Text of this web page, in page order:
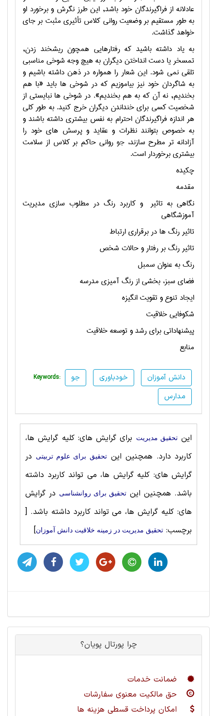
عادلانه از فراگيرندگان خود باشد, اين طرز نگرش و برخورد او
به طور مستقيم بر وضعيت رواني کلاس تأثيري مثبت بر جاي
خواهد گذاشت.
به ياد داشته باشيد که رفتارهايي همچون ريشخند زدن,
تمسخر يا دست انداختن ديگران به هيچ وجه شوخي مناسبي
تلقي نمي شود. اين شعار را همواره در ذهن داشته باشيم و
به شاگردان خود نيز بياموزيم که در شوخي ها بايد «با هم
بخنديم, نه آن که به هم بخنديم». در شوخي ها نبايستي از
شخصيت کسي براي خنداندن ديگران خرج کنيد. به طور کلي
هر اندازه فراگيرندگان احترام به نفس بيشتري داشته باشند و
به خصوص بتوانند نظرات و عقايد و پرسش هاي خود را
آزادانه تر مطرح سازند،جو رواني حاکم بر کلاس از سلامت
بيشتري برخوردار است.
چکیده
مقدمه
نگاهي به تاثير و کاربرد رنگ در مطلوب سازی مديريت
آموزشگاهي
تاثير رنگ ها در برقراري ارتباط
تاثير رنگ بر رفتار و حالات شخص
رنگ به عنوان سمبل
فضاي سبز، بخشي از رنگ آميزي مدرسه
ايجاد تنوع و تقويت انگيزه
شکوفايي خلاقيت
پيشنهاداتي براي رشد و توسعه خلاقيت
منابع
Keywords: جو خودباوری
دانش آموزان
مدارس
اینتحقیق مديريت
برای گرایش های: کلیه گرایش ها،
کاربرد دارد. همچنین اینتحقیق برای علوم تربيتی
در
گرایش های: کلیه گرایش ها، می تواند کاربرد داشته
باشد. همچنین این تحقیق برای روانشناسی در گرایش
های: کلیه گرایش ها، می تواند کاربرد داشته باشد. [
برچسب: تحقیق مديريت در زمینه خلاقيت دانش آموزان]
چرا پورتال پویان؟
ضمانت خدمات
حق مالکیت معنوی سفارشات
امکان پرداخت قسطی هزینه ها